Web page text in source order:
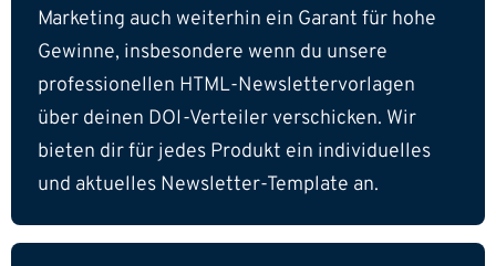
Marketing auch weiterhin ein Garant für hohe
Gewinne, insbesondere wenn du unsere
professionellen HTML-Newslettervorlagen
über deinen DOI-Verteiler verschicken. Wir
bieten dir für jedes Produkt ein individuelles
und aktuelles Newsletter-Template an.